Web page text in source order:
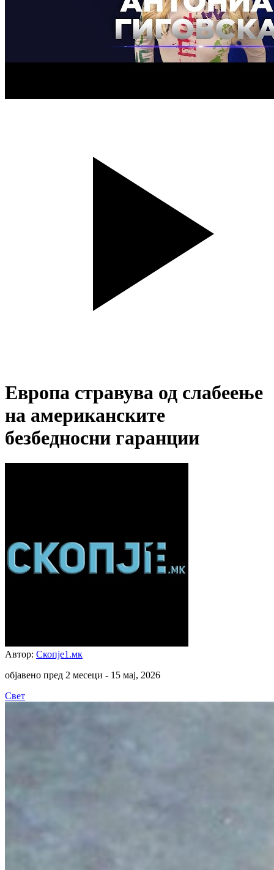
Европа стравува од слабеење
на американските
безбедносни гаранции
Автор: Скопје1.мк
објавено пред 2 месеци - 15 мај, 2026
Свет